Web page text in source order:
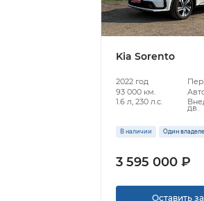
Kia Sorento
2022 год
93 000 км.
1.6 л, 230 л.с.
дв.
В наличии Один
3 595 000 ₽
Оставить